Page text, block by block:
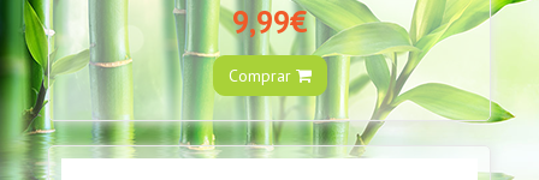
9,99€
Comprar